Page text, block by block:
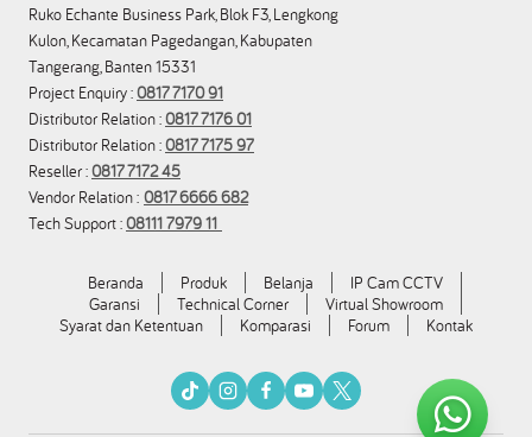
Ruko Echante Business Park, Blok F3, Lengkong
Kulon, Kecamatan Pagedangan, Kabupaten
Tangerang, Banten 15331
Project Enquiry :0817 7170 91
Distributor Relation :0817 7176 01
Distributor Relation :0817 7175 97
Reseller :0817 7172 45
Vendor Relation : 0817 6666 682
Tech Support :08111 7979 11
Beranda Produk Belanja
IP Cam CCTV
Garansi
Technical Corner
Virtual Showroom
Syarat dan Ketentuan
Komparasi Forum Kontak